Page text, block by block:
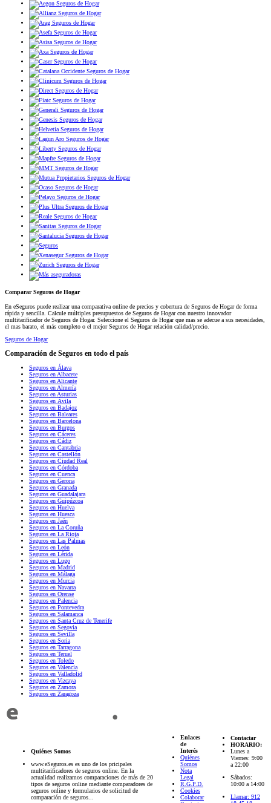
Comparar Seguros de Hogar
En eSeguros puede realizar una comparativa online de precios y cobertura de Seguros de Hogar de forma
rápida y sencilla. Calcule múltiples presupuestos de Seguros de Hogar con nuestro innovador
multitarificador de Seguros de Hogar. Seleccione el Seguros de Hogar que mas se adecue a sus necesidades,
el mas barato, el más completo o el mejor Seguros de Hogar relación calidad/precio.
Seguros de Hogar
Comparación de Seguros en todo el país
Seguros en Álava
Seguros en Albacete
Seguros en Alicante
Seguros en Almería
Seguros en Asturias
Seguros en Ávila
Seguros en Badajoz
Seguros en Baleares
Seguros en Barcelona
Seguros en Burgos
Seguros en Cáceres
Seguros en Cádiz
Seguros en Cantabria
Seguros en Castellón
Seguros en Ciudad Real
Seguros en Córdoba
Seguros en Cuenca
Seguros en Gerona
Seguros en Granada
Seguros en Guadalajara
Seguros en Guipúzcoa
Seguros en Huelva
Seguros en Huesca
Seguros en Jaén
Seguros en La Coruña
Seguros en La Rioja
Seguros en Las Palmas
Seguros en León
Seguros en Lérida
Seguros en Lugo
Seguros en Madrid
Seguros en Málaga
Seguros en Murcia
Seguros en Navarra
Seguros en Orense
Seguros en Palencia
Seguros en Pontevedra
Seguros en Salamanca
Seguros en Santa Cruz de Tenerife
Seguros en Segovia
Seguros en Sevilla
Seguros en Soria
Seguros en Tarragona
Seguros en Teruel
Seguros en Toledo
Seguros en Valencia
Seguros en Valladolid
Seguros en Vizcaya
Seguros en Zamora
Seguros en Zaragoza
Quiénes Somos
www.eSeguros.es es uno de los pricipales
multitarificadores de seguros online. En la
actualidad realizamos comparaciones de más de 20
tipos de seguros online mediante comparadores de
seguros online y formularios de solicitud de
comparación de seguros...
Enlaces
de
Interés
Quiénes
Somos
Nota
Legal
R.G.P.D.
Cookies
Colaborar
Contactar
HORARIO:
Lunes a
Viernes: 9:00
a 22:00
Sábados:
10:00 a 14:00
Llamar: 912